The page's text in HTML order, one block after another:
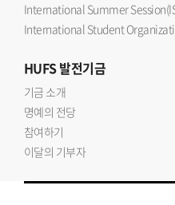
International Summer
International Student
HUFS발전기금
기금 소개
명예의 전당
참여하기
이달의 기부자